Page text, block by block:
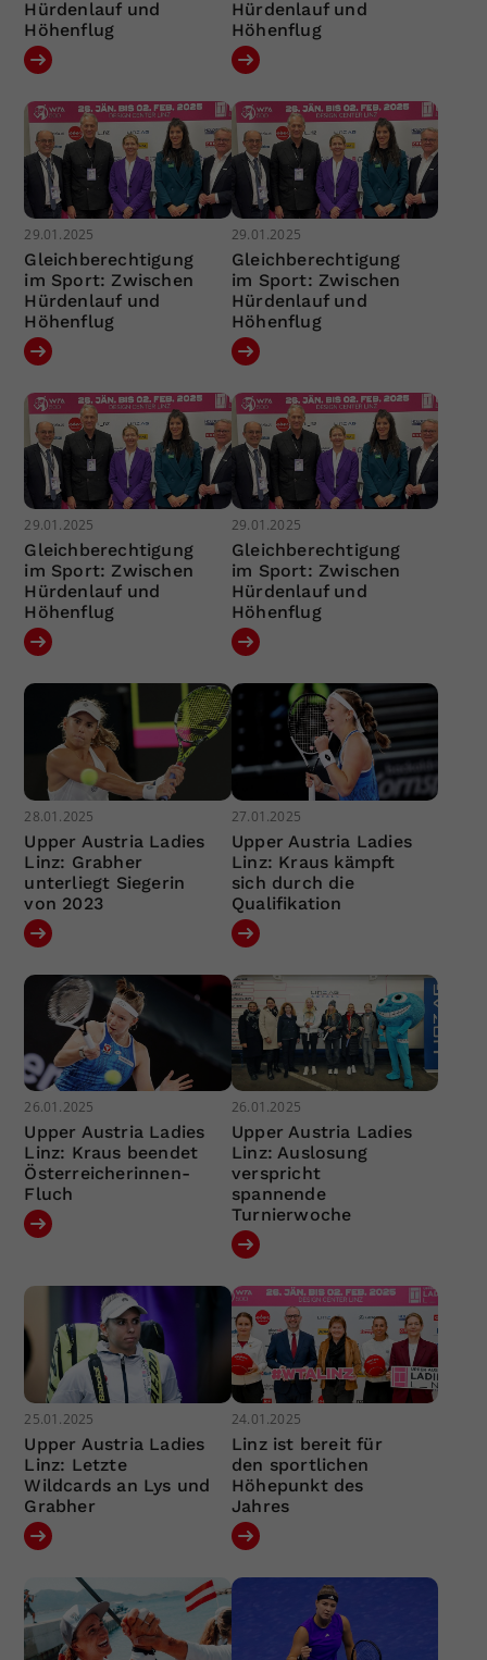
Hürdenlauf und
Höhenflug
Hürdenlauf und
Höhenflug
29.01.2025
Gleichberechtigung
im Sport: Zwischen
Hürdenlauf und
Höhenflug
29.01.2025
Gleichberechtigung
im Sport: Zwischen
Hürdenlauf und
Höhenflug
29.01.2025
Gleichberechtigung
im Sport: Zwischen
Hürdenlauf und
Höhenflug
29.01.2025
Gleichberechtigung
im Sport: Zwischen
Hürdenlauf und
Höhenflug
28.01.2025
Upper Austria Ladies
Linz: Grabher
unterliegt Siegerin
von 2023
27.01.2025
Upper Austria Ladies
Linz: Kraus kämpft
sich durch die
Qualifikation
26.01.2025
Upper Austria Ladies
Linz: Kraus beendet
Österreicherinnen-
Fluch
26.01.2025
Upper Austria Ladies
Linz: Auslosung
verspricht
spannende
Turnierwoche
25.01.2025
Upper Austria Ladies
Linz: Letzte
Wildcards an Lys und
Grabher
24.01.2025
Linz ist bereit für
den sportlichen
Höhepunkt des
Jahres